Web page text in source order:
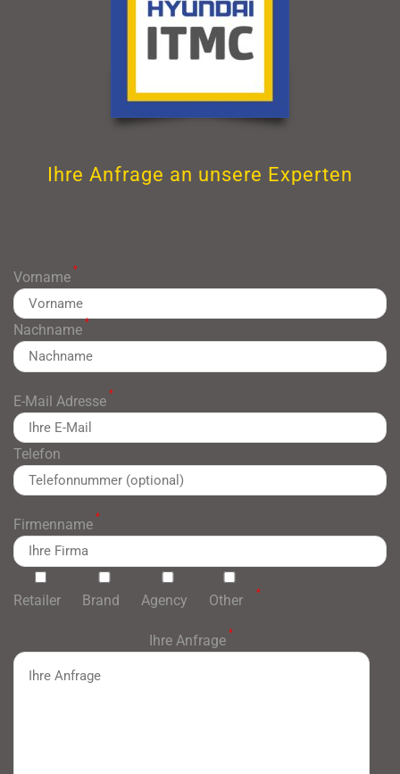
Ihre Anfrage an unsere Experten
Vorname *
Nachname*
E-Mail Adresse *
Telefon
Firmenname *
Retailer Brand Agency Other *
Ihre Anfrage *